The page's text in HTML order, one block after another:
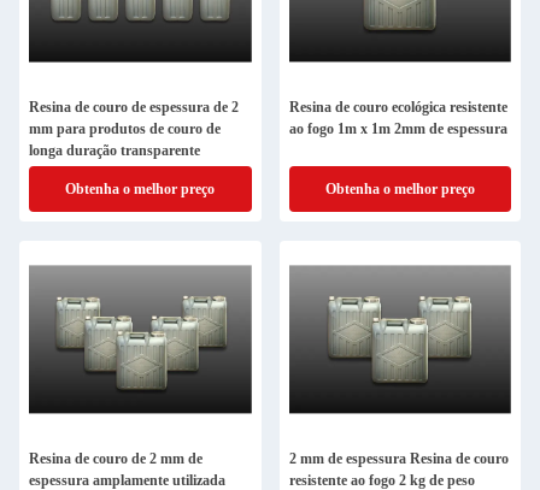
Resina de couro de espessura de 2
mm para produtos de couro de
longa duração transparente
Obtenha o melhor preço
Resina de couro ecológica resistente
ao fogo 1m x 1m 2mm de espessura
Obtenha o melhor preço
Resina de couro de 2 mm de
espessura amplamente utilizada
2 mm de espessura Resina de couro
resistente ao fogo 2 kg de peso